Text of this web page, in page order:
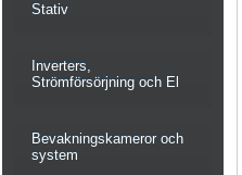
Stativ
Inverters,
Strömförsörjning och El
Bevakningskameror och
system